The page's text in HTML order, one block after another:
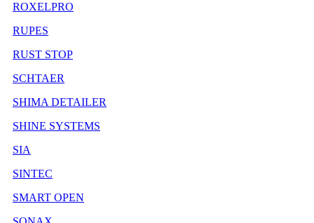
ROXELPRO
RUPES
RUST STOP
SCHTAER
SHIMA DETAILER
SHINE SYSTEMS
SIA
SINTEC
SMART OPEN